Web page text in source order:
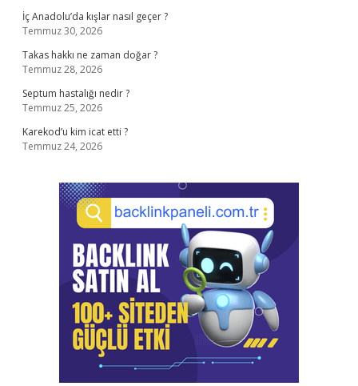
İç Anadolu’da kışlar nasıl geçer ?
Temmuz 30, 2026
Takas hakkı ne zaman doğar ?
Temmuz 28, 2026
Septum hastalığı nedir ?
Temmuz 25, 2026
Karekod’u kim icat etti ?
Temmuz 24, 2026